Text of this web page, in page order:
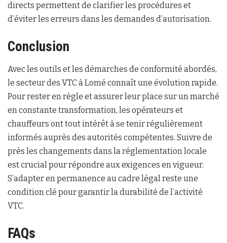
directs permettent de clarifier les procédures et
d’éviter les erreurs dans les demandes d’autorisation.
Conclusion
Avec les outils et les démarches de conformité abordés,
le secteur des VTC à Lomé connaît une évolution rapide.
Pour rester en règle et assurer leur place sur un marché
en constante transformation, les opérateurs et
chauffeurs ont tout intérêt à se tenir régulièrement
informés auprès des autorités compétentes. Suivre de
près les changements dans la réglementation locale
est crucial pour répondre aux exigences en vigueur.
S’adapter en permanence au cadre légal reste une
condition clé pour garantir la durabilité de l’activité
VTC.
FAQs